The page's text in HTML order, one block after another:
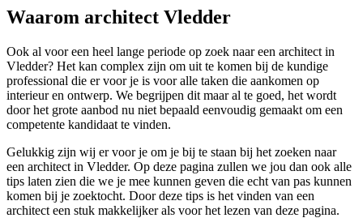
Waarom architect Vledder
Ook al voor een heel lange periode op zoek naar een architect in
Vledder? Het kan complex zijn om uit te komen bij de kundige
professional die er voor je is voor alle taken die aankomen op
interieur en ontwerp. We begrijpen dit maar al te goed, het wordt
door het grote aanbod nu niet bepaald eenvoudig gemaakt om een
competente kandidaat te vinden.
Gelukkig zijn wij er voor je om je bij te staan bij het zoeken naar
een architect in Vledder. Op deze pagina zullen we jou dan ook alle
tips laten zien die we je mee kunnen geven die echt van pas kunnen
komen bij je zoektocht. Door deze tips is het vinden van een
architect een stuk makkelijker als voor het lezen van deze pagina.